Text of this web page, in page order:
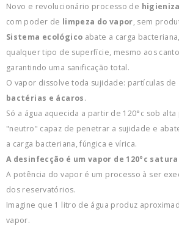
Novo e revolucionário processo de
com poder de limpeza do vapor, sem
Sistema ecológico abate a carga
qualquer tipo de superfície, mesmo aos
garantindo uma sanificação total.
O vapor dissolve toda sujidade: partículas de
bactérias e ácaros.
Só a água aquecida a partir de 120°c sob
"neutro" capaz de penetrar a sujidade e
a carga bacteriana, fúngica e vírica.
A desinfecção é um vapor de 120°c
A potência do vapor é um processo à ser
dos reservatórios.
Imagine que 1 litro de água produz
vapor.